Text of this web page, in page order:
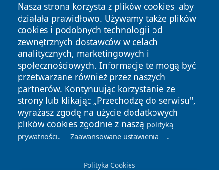
Nasza strona korzysta z plików cookies, aby
działała prawidłowo. Używamy także plików
cookies i podobnych technologii od
zewnętrznych dostawców w celach
analitycznych, marketingowych i
społecznościowych. Informacje te mogą być
przetwarzane również przez naszych
partnerów. Kontynuując korzystanie ze
strony lub klikając „Przechodzę do serwisu",
wyrażasz zgodę na użycie dodatkowych
plików cookies zgodnie z naszą polityką
prywatności. Zaawansowane ustawienia .
Polityka Cookies
Copyright © 2026 24piaseczno.pl Wszystkie prawa
zastrzeżone.
News Autorzy
Polityka
Prywatności
Polityka
Cookies